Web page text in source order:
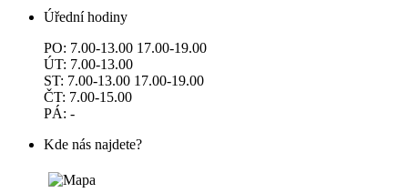
Úřední hodiny
PO: 7.00-13.00 17.00-19.00
ÚT: 7.00-13.00
ST: 7.00-13.00 17.00-19.00
ČT: 7.00-15.00
PÁ: -
Kde nás najdete?